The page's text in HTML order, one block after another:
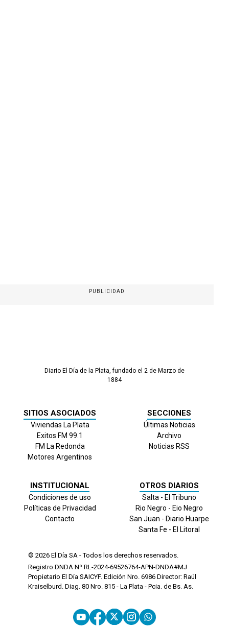
PUBLICIDAD
Diario El Día de la Plata, fundado el 2 de Marzo de
1884
SITIOS ASOCIADOS
Viviendas La Plata
Exitos FM 99.1
FM La Redonda
Motores Argentinos
SECCIONES
Últimas Noticias
Archivo
Noticias RSS
INSTITUCIONAL
Condiciones de uso
Políticas de Privacidad
Contacto
OTROS DIARIOS
Salta - El Tribuno
Rio Negro - Eio Negro
San Juan - Diario Huarpe
Santa Fe - El Litoral
© 2026 El Día SA - Todos los derechos reservados.
Registro DNDA Nº RL-2024-69526764-APN-DNDA#MJ
Propietario El Día SAICYF. Edición Nro. 6986 Director: Raúl
Kraiselburd. Diag. 80 Nro. 815 - La Plata - Pcia. de Bs. As.